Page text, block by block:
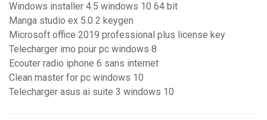
Windows installer 4.5 windows 10 64 bit
Manga studio ex 5.0 2 keygen
Microsoft office 2019 professional plus license key
Telecharger imo pour pc windows 8
Ecouter radio iphone 6 sans internet
Clean master for pc windows 10
Telecharger asus ai suite 3 windows 10